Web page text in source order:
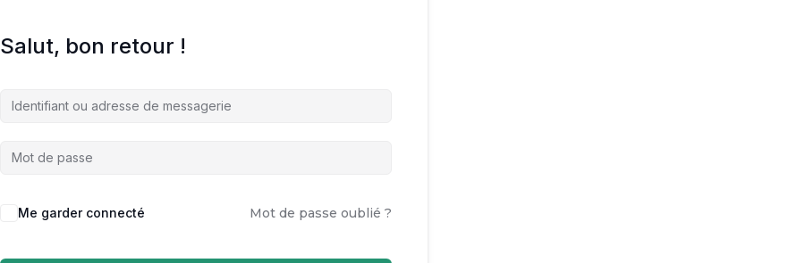
Salut, bon retour !
Me garder connecté Mot de passe oublié ?